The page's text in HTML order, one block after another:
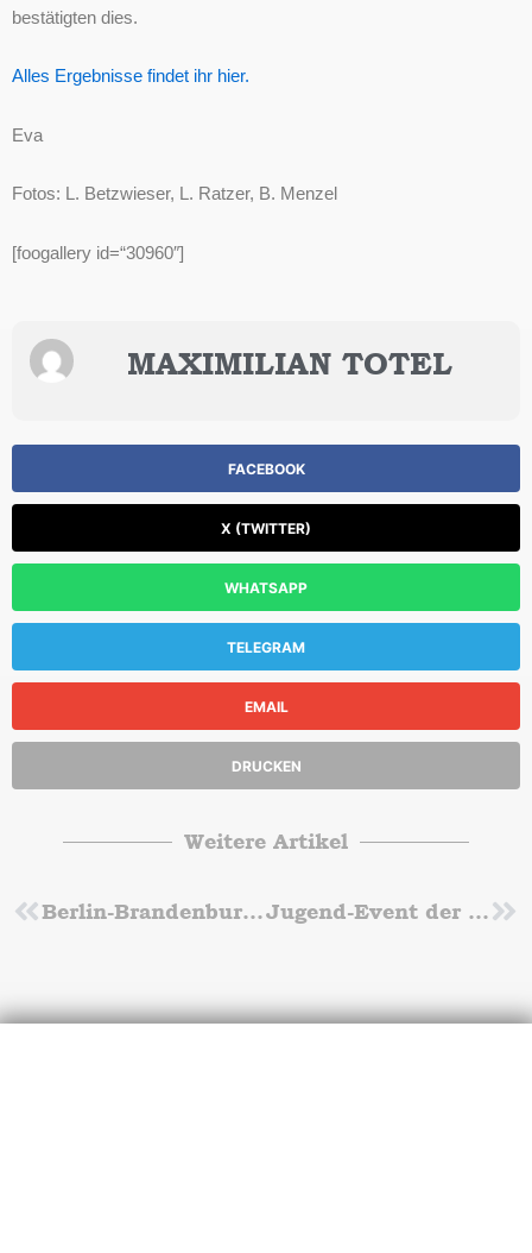
bestätigten dies.
Alles Ergebnisse findet ihr hier.
Eva
Fotos: L. Betzwieser, L. Ratzer, B. Menzel
[foogallery id=“30960″]
MAXIMILIAN TOTEL
FACEBOOK
X (TWITTER)
WHATSAPP
TELEGRAM
EMAIL
DRUCKEN
Weitere Artikel
Zurück Berlin-Brandenburgische Meisterschaften U18-Männer-Frauen in Falkensee Jugend-Event der Schwimmer: SUP fahren